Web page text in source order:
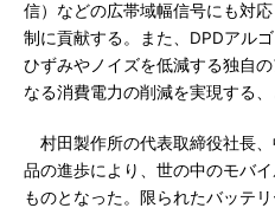
信）などの広帯域幅信号にも対
制に貢献する。また、DPDアル
ひずみやノイズを低減する独自
なる消費電力の削減を実現する、
村田製作所の代表取締役社長
品の進歩により、世の中のモバ
ものとなった。限られたバッテ